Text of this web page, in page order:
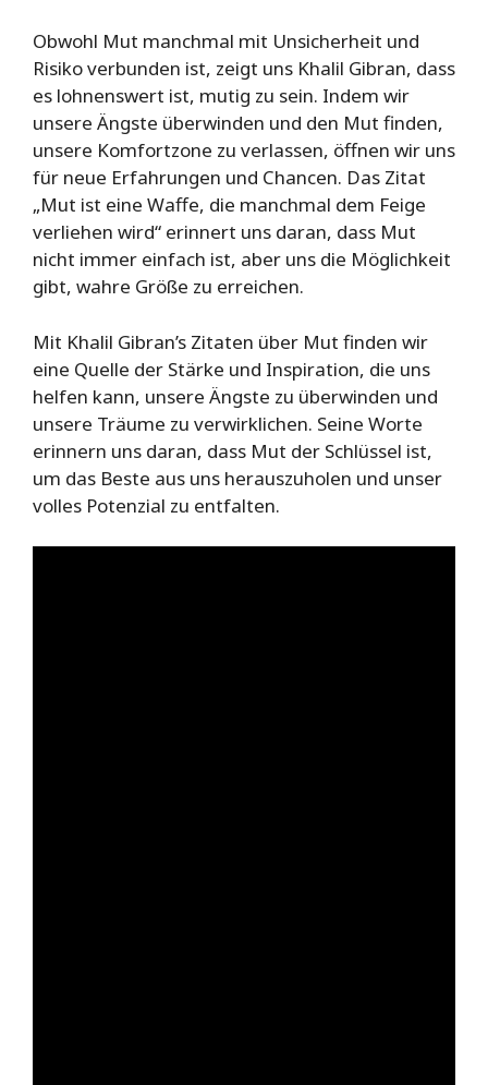
Obwohl Mut manchmal mit Unsicherheit und
Risiko verbunden ist, zeigt uns Khalil Gibran, dass
es lohnenswert ist, mutig zu sein. Indem wir
unsere Ängste überwinden und den Mut finden,
unsere Komfortzone zu verlassen, öffnen wir uns
für neue Erfahrungen und Chancen. Das Zitat
„Mut ist eine Waffe, die manchmal dem Feige
verliehen wird“ erinnert uns daran, dass Mut
nicht immer einfach ist, aber uns die Möglichkeit
gibt, wahre Größe zu erreichen.
Mit Khalil Gibran’s Zitaten über Mut finden wir
eine Quelle der Stärke und Inspiration, die uns
helfen kann, unsere Ängste zu überwinden und
unsere Träume zu verwirklichen. Seine Worte
erinnern uns daran, dass Mut der Schlüssel ist,
um das Beste aus uns herauszuholen und unser
volles Potenzial zu entfalten.